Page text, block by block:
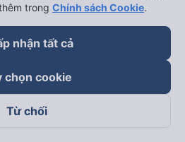
trong Chính sách Cookie.
nhận tất cả
chọn cookie
Từ chối